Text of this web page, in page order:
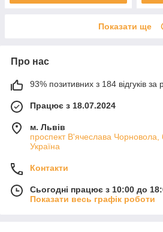
Показати ще
Про нас
93% позитивних з 184 відгуків за
Працює з 18.07.2024
м. Львів
проспект В'ячеслава Чорновола,
Україна
Контакти
Сьогодні працює з 10:00 до
Показати весь графік роботи